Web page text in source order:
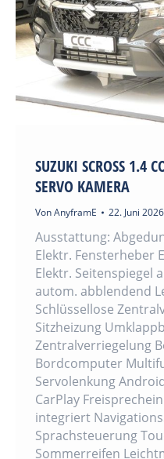
SUZUKI SCROSS 1.4
SERVO KAMERA
VonAnyframE 22. Juni 2026
Ausstattung:
Elektr. Fensterheber
Elektr. Seitenspiegel
autom. abblendend
Schlüssellose
Sitzheizung
Zentralverriegelung
Bordcomputer
Servolenkung
CarPlay
integriert
Sprachsteuerung
Sommerreifen